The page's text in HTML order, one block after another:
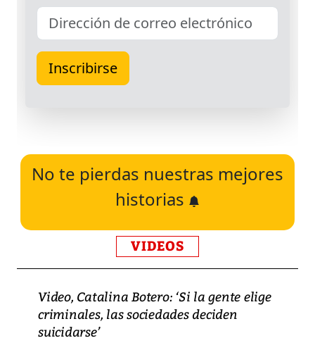
No te pierdas nuestras mejores
historias
VIDEOS
Video, Catalina Botero: ‘Si la gente elige
criminales, las sociedades deciden
suicidarse’